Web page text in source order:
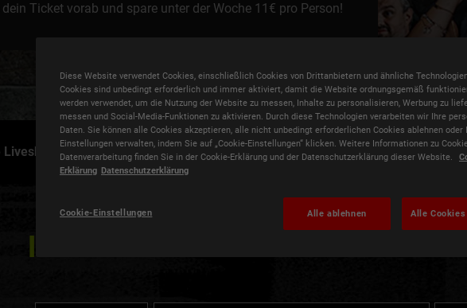
dein Ticket vorab und spare unter der Woche 11€ pro Person!
Echte Schauspielende
Ich interessiere mich für...
Diese Website verwendet Cookies, einschließlich Cookies von Drittanbietern und ähnliche
Cookies sind unbedingt erforderlich und immer aktiviert, damit die Website ordnungsgemäß
werden verwendet, um die Nutzung der Website zu messen, Inhalte zu personalisieren, Werbung zu
messen und Social-Media-Funktionen zu aktivieren. Durch diese Technologien verarbeiten wir Ihre
Daten. Sie können alle Cookies akzeptieren, alle nicht unbedingt erforderlichen Cookies ablehnen oder
Einstellungen verwalten, indem Sie auf „Cookie-Einstellungen“ klicken. Weitere Informationen zu
Datenverarbeitung finden Sie in der Cookie-Erklärung und der Datenschutzerklärung dieser Website.
Erklärung Datenschutzerklärung
Alle ablehnen Alle
Cookie-Einstellungen